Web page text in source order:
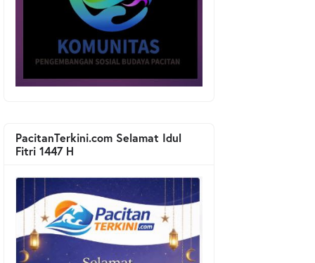
PacitanTerkini.com Selamat Idul
Fitri 1447 H